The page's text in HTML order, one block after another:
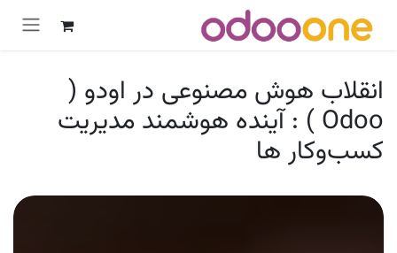
انقلاب هوش مصنوعی در اودو (
Odoo ) : آینده هوشمند مدیریت
کسب‌وکار ها